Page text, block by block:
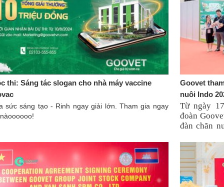
thi: Sáng tác slogan cho nhà máy vaccine
sức sáng tạo - Rinh ngay giải lớn. Tham gia ngay
Goovet
nuôi Indo
Từ ngày
đoàn
đàn chăn
chăn nuôi,